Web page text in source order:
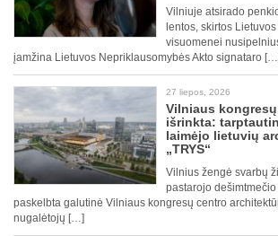
Vilniuje atsirado
lentos, skirtos
visuomenei
įamžina Lietuvos Nepriklausomybės Akto signataro
27 liepos, 2026
Vilniaus
išrinkta:
laimėjo lietuvių
„TRYS“
Vilnius žengė svarbų
pastarojo
paskelbta galutinė Vilniaus kongresų centro
nugalėtojų […]